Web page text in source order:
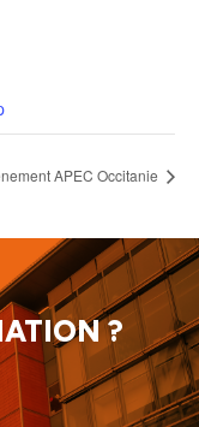
APEC Occitanie
?